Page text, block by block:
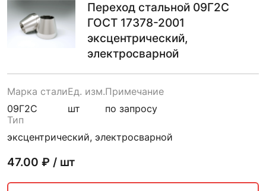
Переход стальной 09Г2С
ГОСТ 17378-2001
эксцентрический,
электросварной
Марка стали
09Г2С
Ед. изм.
шт
Примечание
по запросу
Тип
эксцентрический, электросварной
47.00 ₽ / шт